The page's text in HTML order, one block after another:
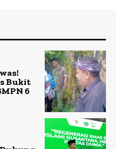
Bukit
6